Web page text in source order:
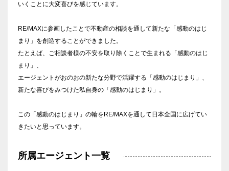
いくことに大変喜びを感じています。
RE/MAXに参画したことで不動産の相談を通して新たな「感動のはじ
まり」を創造することができました。
たとえば、ご相談者様の不安を取り除くことで生まれる「感動のはじ
まり」、
エージェントがおのおの新たな分野で活躍する「感動のはじまり」、
新たな喜びをみつけた私自身の「感動のはじまり」。
この「感動のはじまり」の輪をRE/MAXを通して日本全国に広げてい
きたいと思っています。
所属エージェント一覧